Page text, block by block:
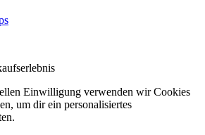
Einwilligung verwenden wir Cookies
um dir ein personalisiertes